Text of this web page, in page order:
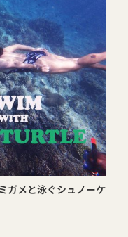
ガメと泳ぐシュノーケ